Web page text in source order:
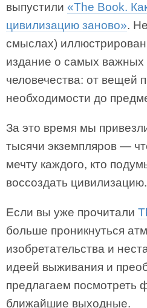
выпустили «The Book.
цивилизацию заново».
смыслах)
издание о самых важных
человечества: от вещей
необходимости до
За это время мы
тысячи экземпляров —
мечту каждого, кто
воссоздать цивилизацию.
Если вы уже прочитали
больше проникнуться
изобретательства и
идеей выживания и
предлагаем посмотреть
ближайшие выходные.